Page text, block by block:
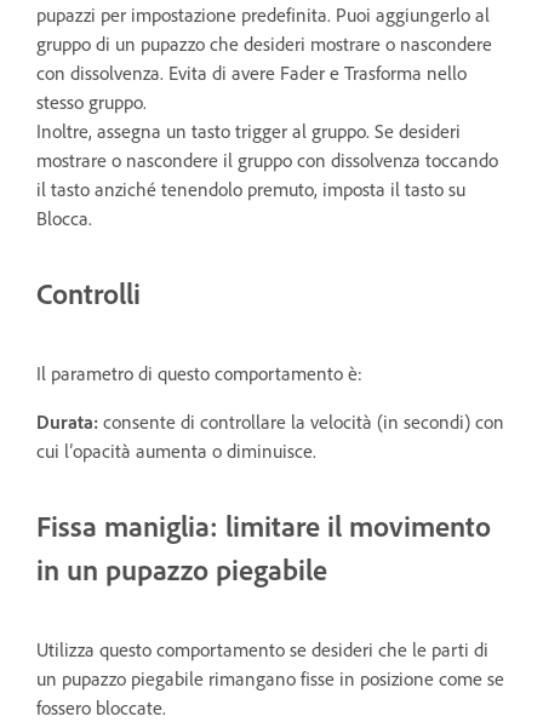
pupazzi per impostazione predefinita. Puoi aggiungerlo al
gruppo di un pupazzo che desideri mostrare o nascondere
con dissolvenza. Evita di avere Fader e Trasforma nello
stesso gruppo.
Inoltre, assegna un tasto trigger al gruppo. Se desideri
mostrare o nascondere il gruppo con dissolvenza toccando
il tasto anziché tenendolo premuto, imposta il tasto su
Blocca.
Controlli
Il parametro di questo comportamento è:
Durata: consente di controllare la velocità (in secondi) con
cui l’opacità aumenta o diminuisce.
Fissa maniglia: limitare il movimento
in un pupazzo piegabile
Utilizza questo comportamento se desideri che le parti di
un pupazzo piegabile rimangano fisse in posizione come se
fossero bloccate.